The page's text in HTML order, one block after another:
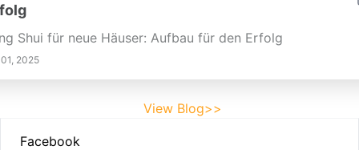
Shui für neue Häuser: Aufbau für den Erfolg
2025
View Blog>>
Facebook